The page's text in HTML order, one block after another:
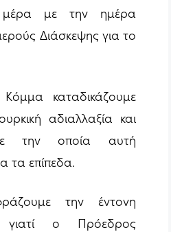
μέρα με την ημέρα
Διάσκεψης για το
καταδικάζουμε
αδιαλλαξία και
την οποία αυτή
τα επίπεδα.
την έντονη
ο Πρόεδρος